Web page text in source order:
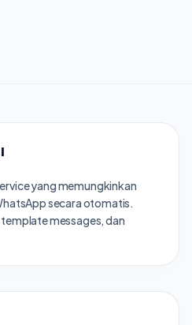
yang memungkinkan
secara otomatis.
messages, dan